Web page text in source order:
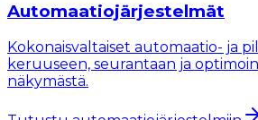
Automaatiojärjestelmät
Kokonaisvaltaiset automaatio- ja
keruuseen, seurantaan ja
näkymästä.